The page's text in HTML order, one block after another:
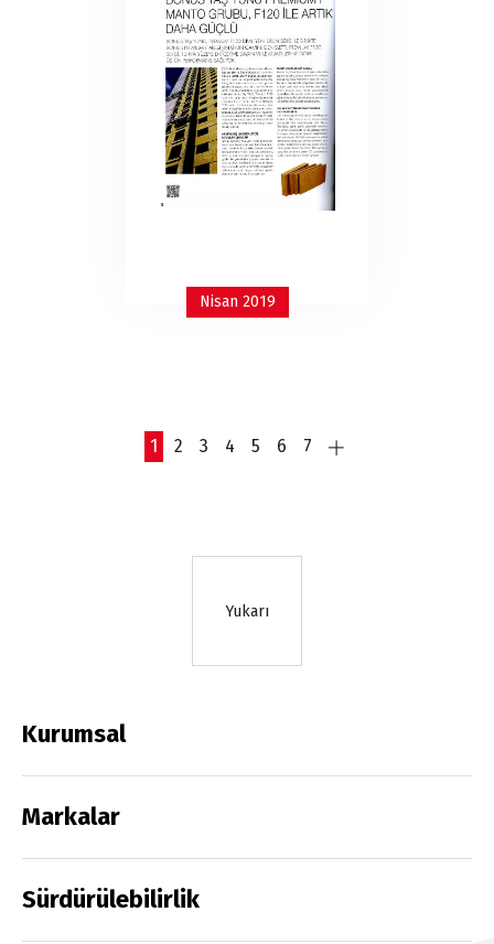
Nisan 2019
1 2 3 4 5 6 7
Yukarı
Kurumsal
Markalar
Sürdürülebilirlik